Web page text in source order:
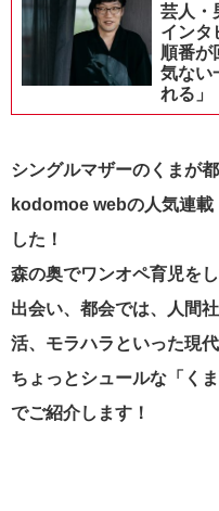
芸人・
インタ
順番が
気ない
れる」
シングルマザーのくま
kodomoe webの人気連載
した！
森の奥でワンオペ育児を
出会い、都会では、人間
活、モラハラといった現
ちょっとシュールな「く
でご紹介します！